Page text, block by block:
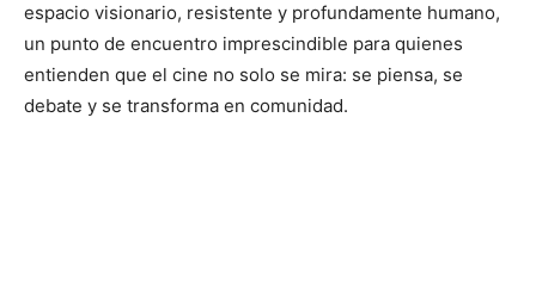
espacio visionario, resistente y profundamente humano,
un punto de encuentro imprescindible para quienes
entienden que el cine no solo se mira: se piensa, se
debate y se transforma en comunidad.